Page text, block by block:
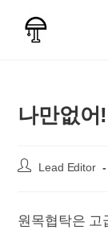
나만없어
Post Lead Editor
원목협탁은 고